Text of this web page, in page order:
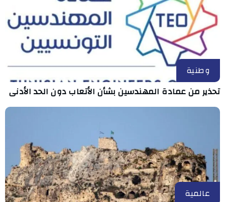
وطنية
تحذير من عمادة المهندسين بشأن الأتعاب دون الحد الأدنى
عالمية